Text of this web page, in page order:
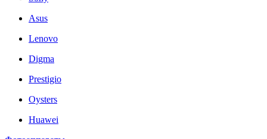
Asus
Lenovo
Digma
Prestigio
Oysters
Huawei